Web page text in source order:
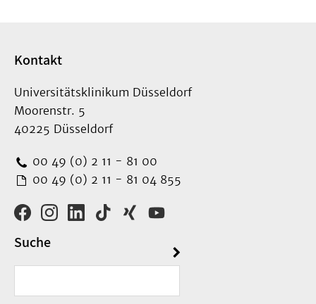
Kontakt
Universitätsklinikum Düsseldorf
Moorenstr. 5
40225 Düsseldorf
00 49 (0) 2 11 - 81 00
00 49 (0) 2 11 - 81 04 855
Suche